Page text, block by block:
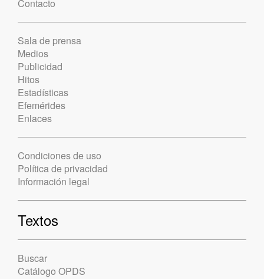
Contacto
Sala de prensa
Medios
Publicidad
Hitos
Estadísticas
Efemérides
Enlaces
Condiciones de uso
Política de privacidad
Información legal
Textos
Buscar
Catálogo OPDS